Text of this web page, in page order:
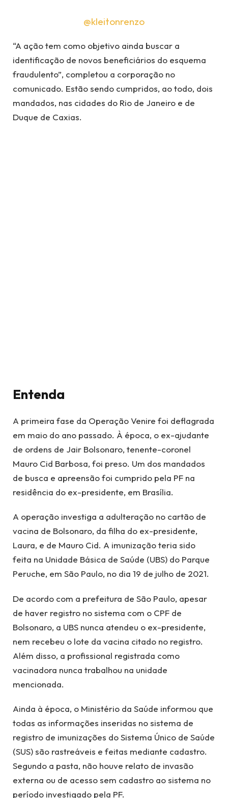
@kleitonrenzo
“A ação tem como objetivo ainda buscar a
identificação de novos beneficiários do esquema
fraudulento”, completou a corporação no
comunicado. Estão sendo cumpridos, ao todo, dois
mandados, nas cidades do Rio de Janeiro e de
Duque de Caxias.
Entenda
A primeira fase da Operação Venire foi deflagrada
em maio do ano passado. À época, o ex-ajudante
de ordens de Jair Bolsonaro, tenente-coronel
Mauro Cid Barbosa, foi preso. Um dos mandados
de busca e apreensão foi cumprido pela PF na
residência do ex-presidente, em Brasília.
A operação investiga a adulteração no cartão de
vacina de Bolsonaro, da filha do ex-presidente,
Laura, e de Mauro Cid. A imunização teria sido
feita na Unidade Básica de Saúde (UBS) do Parque
Peruche, em São Paulo, no dia 19 de julho de 2021.
De acordo com a prefeitura de São Paulo, apesar
de haver registro no sistema com o CPF de
Bolsonaro, a UBS nunca atendeu o ex-presidente,
nem recebeu o lote da vacina citado no registro.
Além disso, a profissional registrada como
vacinadora nunca trabalhou na unidade
mencionada.
Ainda à época, o Ministério da Saúde informou que
todas as informações inseridas no sistema de
registro de imunizações do Sistema Único de Saúde
(SUS) são rastreáveis e feitas mediante cadastro.
Segundo a pasta, não houve relato de invasão
externa ou de acesso sem cadastro ao sistema no
período investigado pela PF.